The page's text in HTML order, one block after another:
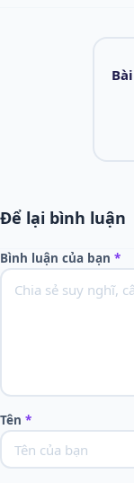
Để lại bình luận
Bình luận của bạn *
Tên *